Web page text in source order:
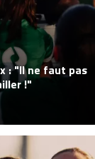
: "Il ne faut pas
!"